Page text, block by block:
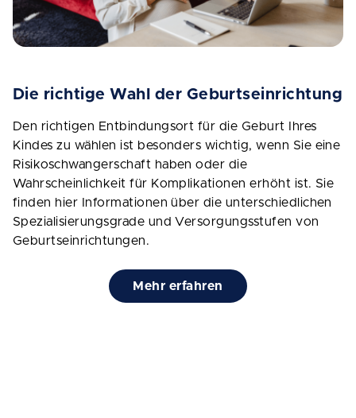
Die richtige Wahl der Geburtseinrichtung
Den richtigen Entbindungsort für die Geburt Ihres
Kindes zu wählen ist besonders wichtig, wenn Sie eine
Risikoschwangerschaft haben oder die
Wahrscheinlichkeit für Komplikationen erhöht ist. Sie
finden hier Informationen über die unterschiedlichen
Spezialisierungsgrade und Versorgungsstufen von
Geburtseinrichtungen.
Mehr erfahren